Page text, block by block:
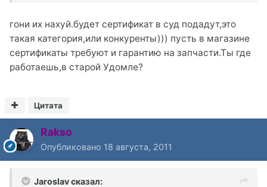
гони их нахуй.будет сертификат в суд подадут,это
такая категория,или конкуренты))) пусть в магазине
сертификаты требуют и гарантию на запчасти.Ты где
работаешь,в старой Удомле?
Цитата
Rakso
Опубликовано 18 августа, 2011
Jaroslav сказал: